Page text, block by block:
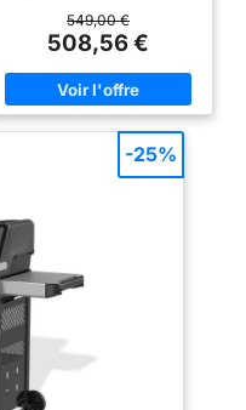
Brûleurs en acier inoxydable:
brûleurs robustes conçus pour
durer dans le temps Allumeur
électrique: permet d'allumer
tous vos brûleurs par simple
pression sur un bouton
couvercle: permet de contrôler
la température intérieure de
votre barbecue Brûleur latéral:
qui accompagneront vos
gaz-charbon: transformez votre
barbecue du mode gaz au
mode charbon en moins de 60
secondes sans outil nécessaire
Surface de cuisson spacieuse:
3 brûleurs avec grilles en fonte
solides offrant tout l'espace
nécessaire pour griller pour la
famille et les amis
549,00 €
508,56 €
-25%